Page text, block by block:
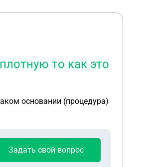
то как это
основании (процедура)
Задать свой вопрос